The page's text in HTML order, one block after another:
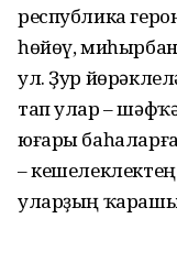
республика
һөйөү,
ул. Ҙур
тап улар –
юғары
– кешелеклектең
уларҙың